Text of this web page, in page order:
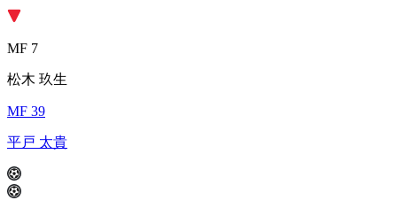
MF 7
松木 玖生
MF 39
平戸 太貴